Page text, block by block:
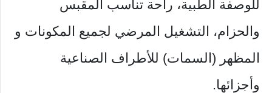
للوصفة الطبية، راحة تناسب المقبس
والحزام، التشغيل المرضي لجميع المكونات و
المظهر (السمات) للأطراف الصناعية
وأجزائها.